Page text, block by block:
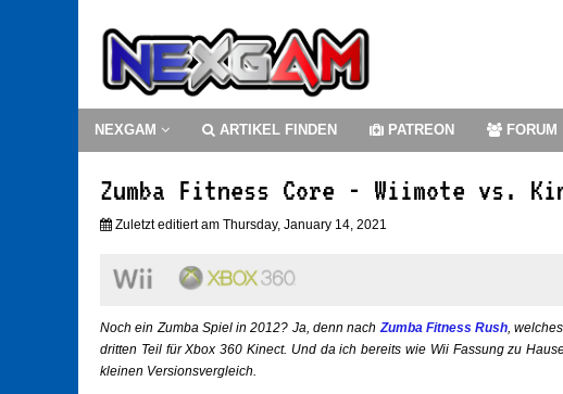
NEXGAM ARTIKEL FINDEN PATREON FORUM
Zumba Fitness Core - Wiimote vs.
Zuletzt editiert am Thursday, January 14, 2021
Noch ein Zumba Spiel in 2012? Ja, denn nachZumba Fitness Rush,
dritten Teil für Xbox 360 Kinect. Und da ich bereits wie Wii Fassung zu
kleinen Versionsvergleich.